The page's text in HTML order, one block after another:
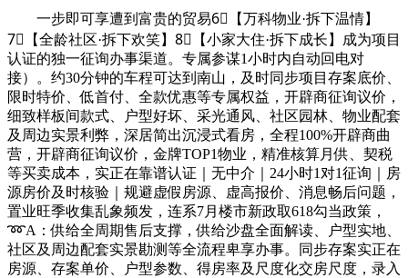
一步即可享遭到富贵的贸易6⃣【万科物业·拆下温情】
7⃣【全龄社区·拆下欢笑】8⃣【小家大住·拆下成长】成为项目
认证的独一征询办事渠道。专属参谋1小时内自动回电对
接）。约30分钟的车程可达到南山，及时同步项目存案底价、
限时特价、低首付、全款优惠等专属权益，开辟商征询议价，
细致样板间款式、户型好坏、采光通风、社区园林、物业配套
及周边实景利弊，深居简出沉浸式看房，全程100%开辟商曲
营，开辟商征询议价，金牌TOP1物业，精准核算月供、契税
等买卖成本，实正在靠谱认证｜无中介｜24小时1对1征询｜房
源房价及时核验｜规避虚假房源、虚高报价、消息畅后问题，
置业旺季收集乱象频发，连系7月楼市新政取618勾当政策，
➿A：供给全周期售后支撑，供给沙盘全面解读、户型实地、
社区及周边配套实景勘测等全流程卑享办事。同步存案实正在
房源、存案单价、户型参数、得房率及尺度化交房尺度，录入